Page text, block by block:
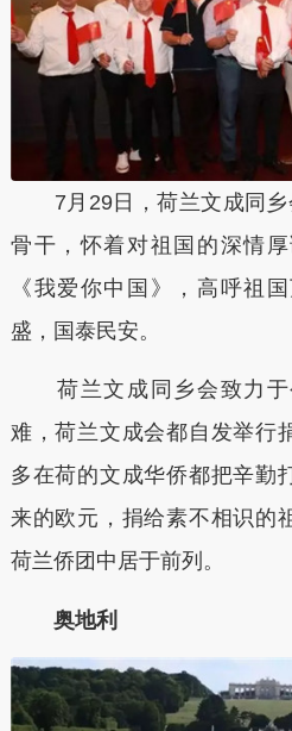
7月29日，荷兰文成同乡
骨干，怀着对祖国的深情
《我爱你中国》，高呼祖
盛，国泰民安。
荷兰文成同乡会致力于
难，荷兰文成会都自发举行
多在荷的文成华侨都把辛勤
来的欧元，捐给素不相识的
荷兰侨团中居于前列。
奥地利